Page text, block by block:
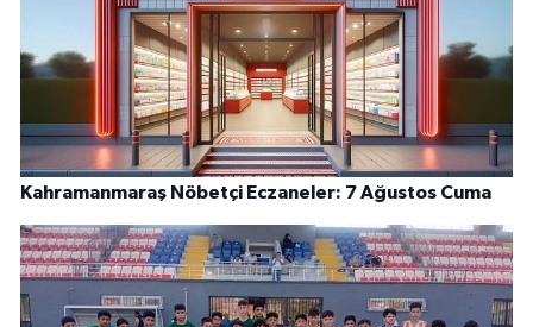
Kahramanmaraş Nöbetçi Eczaneler: 7 Ağustos Cuma